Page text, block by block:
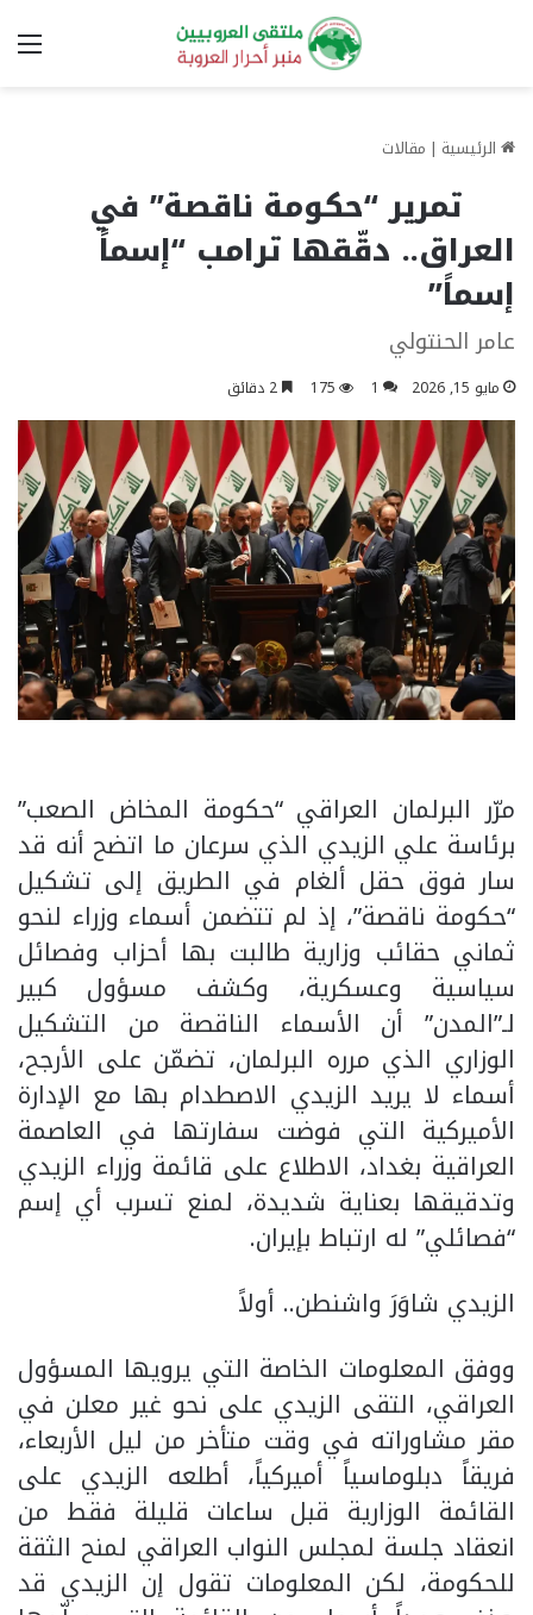
الرئيسية | مقالات
تمرير “حكومة ناقصة” في
العراق.. دقّقها ترامب “إسماً
إسماً”
عامر الحنتولي
مايو 15, 2026 1
175
مرّر البرلمان العراقي “حكومة المخاض الصعب”
برئاسة علي الزيدي الذي سرعان ما اتضح أنه قد
سار فوق حقل ألغام في الطريق إلى تشكيل
“حكومة ناقصة”، إذ لم تتضمن أسماء وزراء لنحو
ثماني حقائب وزارية طالبت بها أحزاب وفصائل
سياسية وعسكرية، وكشف مسؤول كبير
لـ”المدن” أن الأسماء الناقصة من التشكيل
الوزاري الذي مرره البرلمان، تضمّن على الأرجح،
أسماء لا يريد الزيدي الاصطدام بها مع الإدارة
الأميركية التي فوضت سفارتها في العاصمة
العراقية بغداد، الاطلاع على قائمة وزراء الزيدي
وتدقيقها بعناية شديدة، لمنع تسرب أي إسم
“فصائلي” له ارتباط بإيران.
الزيدي شاوَرَ واشنطن.. أولاً
ووفق المعلومات الخاصة التي يرويها المسؤول
العراقي، التقى الزيدي على نحو غير معلن في
مقر مشاوراته في وقت متأخر من ليل الأربعاء،
فريقاً دبلوماسياً أميركياً، أطلعه الزيدي على
القائمة الوزارية قبل ساعات قليلة فقط من
انعقاد جلسة لمجلس النواب العراقي لمنح الثقة
للحكومة، لكن المعلومات تقول إن الزيدي قد